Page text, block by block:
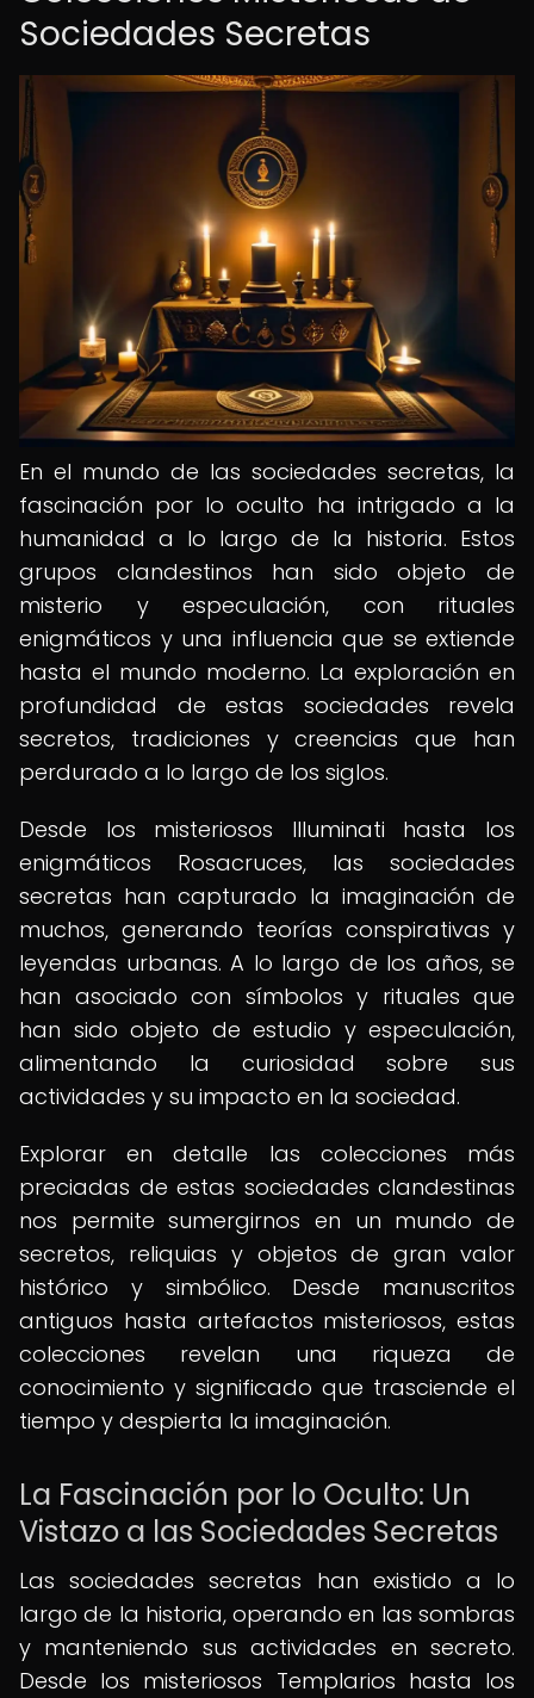
Sociedades Secretas
En el mundo de las sociedades secretas, la
fascinación por lo oculto ha intrigado a la
humanidad a lo largo de la historia. Estos
grupos clandestinos han sido objeto de
misterio y especulación, con rituales
enigmáticos y una influencia que se extiende
hasta el mundo moderno. La exploración en
profundidad de estas sociedades revela
secretos, tradiciones y creencias que han
perdurado a lo largo de los siglos.
Desde los misteriosos Illuminati hasta los
enigmáticos Rosacruces, las sociedades
secretas han capturado la imaginación de
muchos, generando teorías conspirativas y
leyendas urbanas. A lo largo de los años, se
han asociado con símbolos y rituales que
han sido objeto de estudio y especulación,
alimentando la curiosidad sobre sus
actividades y su impacto en la sociedad.
Explorar en detalle las colecciones más
preciadas de estas sociedades clandestinas
nos permite sumergirnos en un mundo de
secretos, reliquias y objetos de gran valor
histórico y simbólico. Desde manuscritos
antiguos hasta artefactos misteriosos, estas
colecciones revelan una riqueza de
conocimiento y significado que trasciende el
tiempo y despierta la imaginación.
La Fascinación por lo Oculto: Un
Vistazo a las Sociedades Secretas
Las sociedades secretas han existido a lo
largo de la historia, operando en las sombras
y manteniendo sus actividades en secreto.
Desde los misteriosos Templarios hasta los